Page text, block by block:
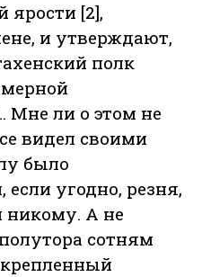
ярости [2],
и утверждают,
полк
Мне ли о этом не
видел своими
было
угодно, резня,
никому. А не
сотням